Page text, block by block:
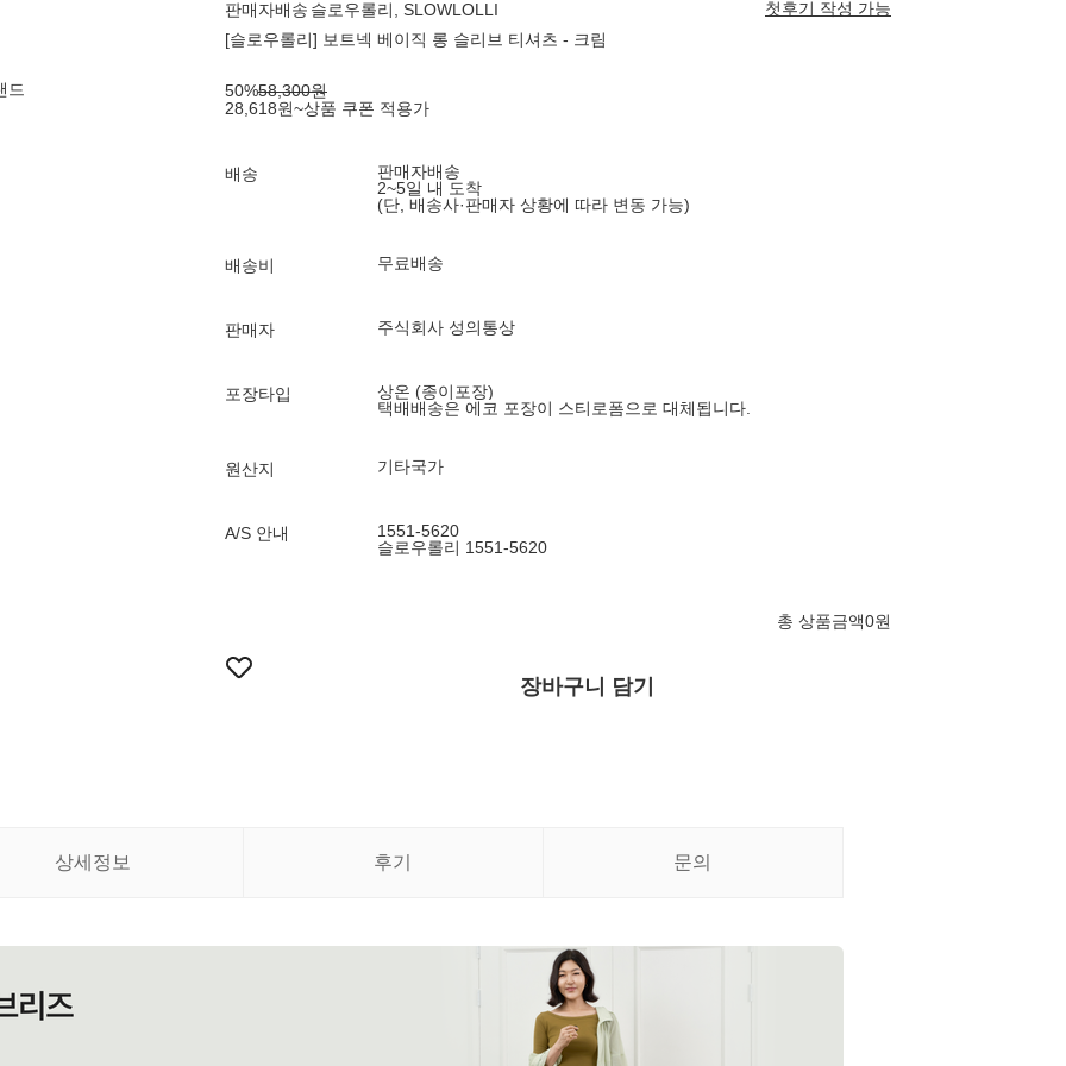
드
판매자배송 슬로우롤리, SLOWLOLLI
첫후기 작성 가능
[슬로우롤리] 보트넥 베이직 롱 슬리브 티셔츠 - 크림
50%58,300원
28,618원~상품 쿠폰 적용가
배송
판매자배송
2~5일 내 도착
(단, 배송사·판매자 상황에 따라 변동 가능)
배송비 무료배송
판매자 주식회사 성의통상
포장타입
상온 (종이포장)
택배배송은 에코 포장이 스티로폼으로 대체됩니다.
원산지 기타국가
A/S 안내
1551-5620
슬로우롤리 1551-5620
총 상품금액0원
장바구니 담기
상세정보 후기 문의